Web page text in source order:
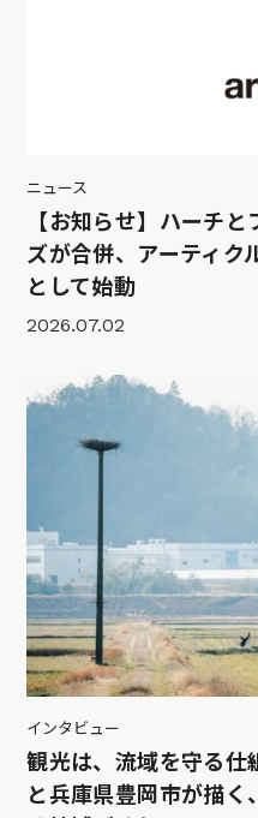
ニュース
【お知らせ】ハーチ
ズが合併、アーティク
として始動
2026.07.02
インタビュー
観光は、流域を守る仕
と兵庫県豊岡市が描く